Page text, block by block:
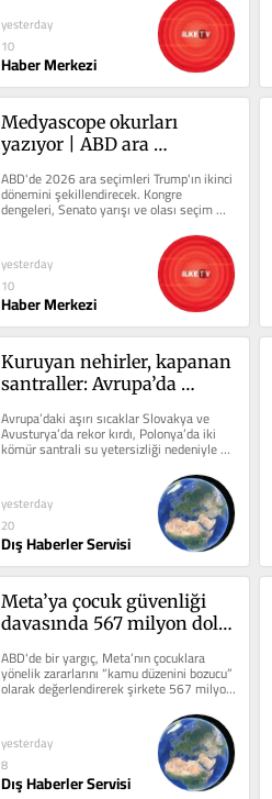
yesterday
10
Haber Merkezi
Medyascope okurları
yazıyor | ABD ara
Trump’ın ikinci döneminin
ilk büyük sınavı
ABD'de 2026 ara seçimleri Trump'ın ikinci
dönemini şekillendirecek. Kongre
dengeleri, Senato yarışı ve olası seçim
senaryoları analiz edildi.
yesterday
10
Haber Merkezi
Kuruyan nehirler, kapanan
santraller: Avrupa’da
Avrupa’daki aşırı sıcaklar Slovakya ve
Avusturya’da rekor kırdı, Polonya’da iki
kömür santrali su yetersizliği nedeniyle
yesterday
20
Dış Haberler Servisi
Meta’ya çocuk güvenliği
davasında 567 milyon dolar
ABD'de bir yargıç, Meta’nın çocuklara
yönelik zararlarını “kamu düzenini bozucu”
olarak değerlendirerek şirkete 567 milyon
dolar ceza verdi.
yesterday
8
Dış Haberler Servisi